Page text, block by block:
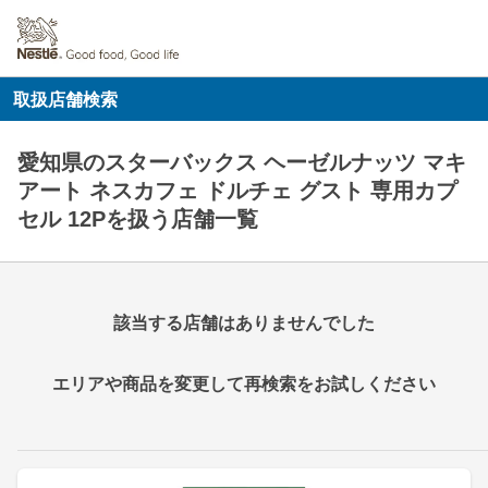
取扱店舗検索
愛知県のスターバックス ヘーゼルナッツ マキ
アート ネスカフェ ドルチェ グスト 専用カプ
セル 12Pを扱う店舗一覧
該当する店舗はありませんでした
エリアや商品を変更して再検索をお試しください